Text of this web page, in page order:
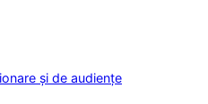
și de audiențe